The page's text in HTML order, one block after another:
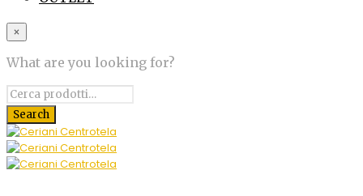
×
What are you looking for?